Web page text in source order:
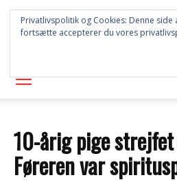
SYD
AVISEN
10-årig pige
Føreren var
Privatlivspolitik og Cookies: Denne side
fortsætte accepterer du vores